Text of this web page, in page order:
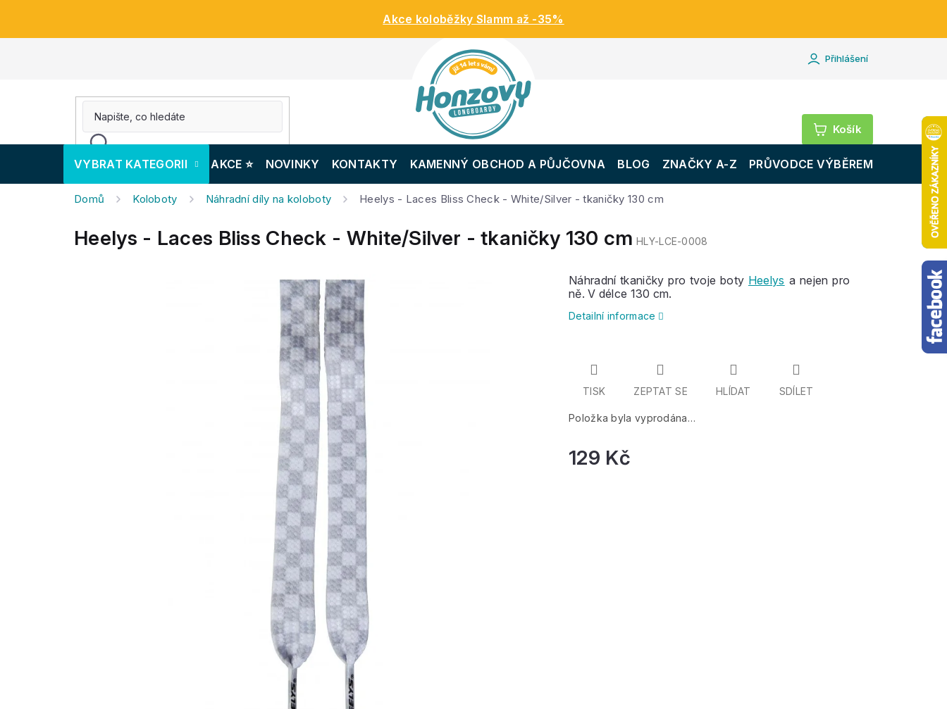
Akce koloběžky Slamm až -35%
Přihlášení
Nákupní
košík
VYBRAT KATEGORII AKCE ⭐️ NOVINKY KONTAKTY KAMENNÝ OBCHOD A PŮJČOVNA BLOG ZNAČKY A-Z PRŮVODCE VÝBĚREM
Domů Koloboty Náhradní díly na koloboty Heelys - Laces Bliss Check - White/Silver - tkaničky 130 cm
Heelys - Laces Bliss Check - White/Silver - tkaničky 130 cm HLY-LCE-0008
129 Kč
Položka byla vyprodána…
Náhradní tkaničky pro tvoje boty Heelys a nejen pro
ně. V délce 130 cm.
Detailní informace
TISK ZEPTAT SE HLÍDAT SDÍLET